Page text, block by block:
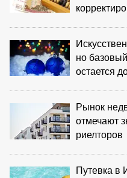
но
остается
Рынок
отмечают
риелторов
Путевка в